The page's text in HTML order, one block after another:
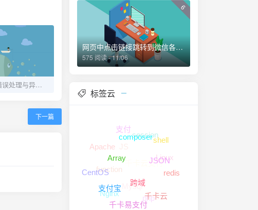
PHP开发中错误处理与异常管理最佳实践
下一篇
6
网页中点击链接跳转到微信各个界面的方法
575 阅读 - 11/06
标签云
php
Mysql
千卡云支付Linux
redis
千卡云
千卡易支付
Nginx
function
session
shell
JSON
跨域
支付宝
CentOS
Apache
支付
composer
Array